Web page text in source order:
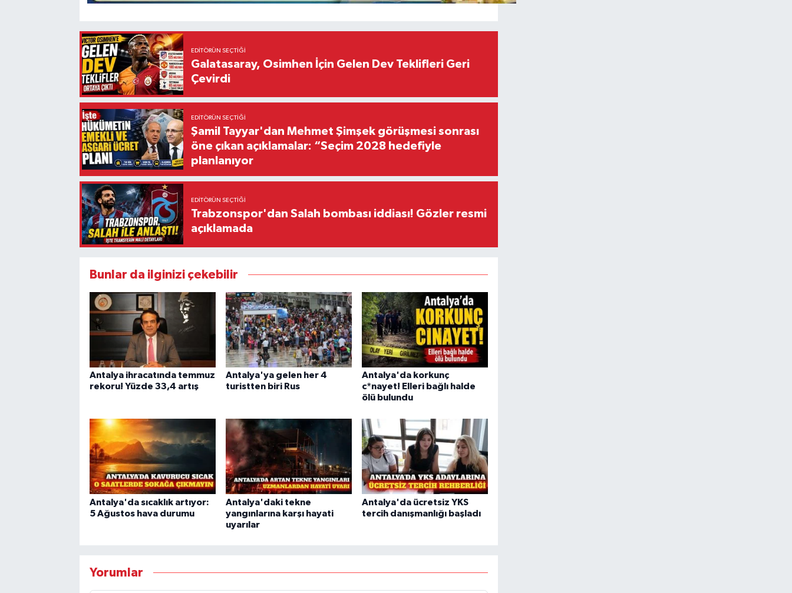
EDITÖRÜN SEÇTIĞI
Galatasaray, Osimhen İçin Gelen Dev Teklifleri Geri
Çevirdi
EDITÖRÜN SEÇTIĞI
Şamil Tayyar'dan Mehmet Şimşek görüşmesi sonrası
öne çıkan açıklamalar: “Seçim 2028 hedefiyle
planlanıyor
EDITÖRÜN SEÇTIĞI
Trabzonspor'dan Salah bombası iddiası! Gözler resmi
açıklamada
Bunlar da ilginizi çekebilir
Antalya ihracatında temmuz
rekoru! Yüzde 33,4 artış
Antalya'ya gelen her 4
turistten biri Rus
Antalya'da korkunç
c*nayet! Elleri bağlı halde
ölü bulundu
Antalya'da sıcaklık artıyor:
5 Ağustos hava durumu
Antalya'daki tekne
yangınlarına karşı hayati
uyarılar
Antalya'da ücretsiz YKS
tercih danışmanlığı başladı
Yorumlar